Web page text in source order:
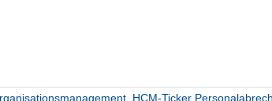
HCM-Ticker